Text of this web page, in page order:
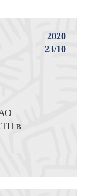
2020
23/10
в